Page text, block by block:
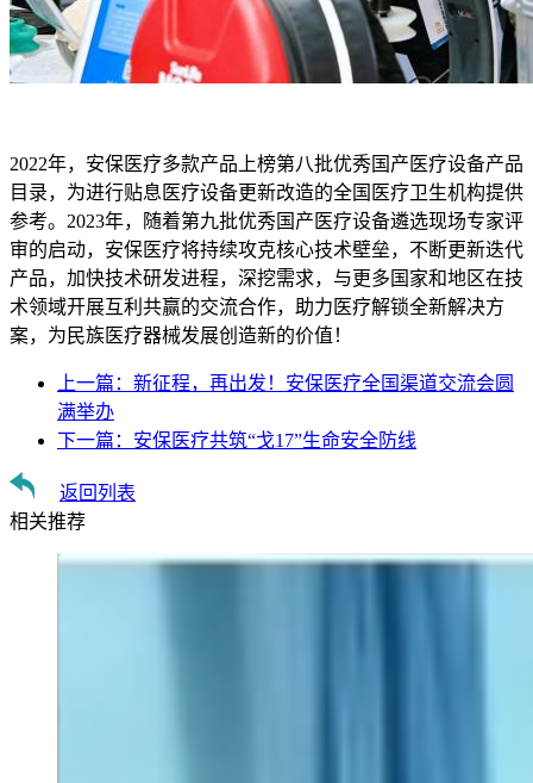
2022年，安保医疗多款产品上榜第八批优秀国产医疗设备产品
目录，为进行贴息医疗设备更新改造的全国医疗卫生机构提供
参考。2023年，随着第九批优秀国产医疗设备遴选现场专家评
审的启动，安保医疗将持续攻克核心技术壁垒，不断更新迭代
产品，加快技术研发进程，深挖需求，与更多国家和地区在技
术领域开展互利共赢的交流合作，助力医疗解锁全新解决方
案，为民族医疗器械发展创造新的价值！
上一篇： 新征程，再出发！安保医疗全国渠道交流会圆
满举办
下一篇： 安保医疗共筑“戈17”生命安全防线
返回列表
相关推荐